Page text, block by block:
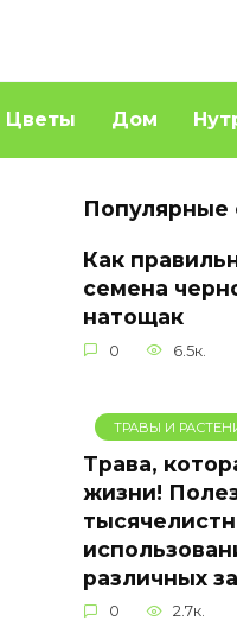
Цветы Дом
Популярные
Как
семена
натощак
0 6.5к.
ТРАВЫ И
Трава,
жизни!
различных
0 2.7к.